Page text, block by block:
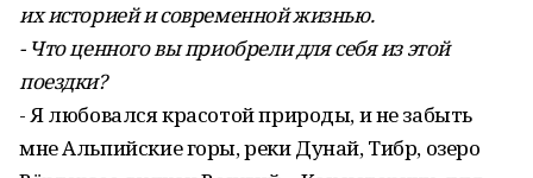
их историей и современной жизнью.
- Что ценного вы приобрели для себя из этой
поездки?
- Я любовался красотой природы, и не забыть
мне Альпийские горы, реки Дунай, Тибр, озеро